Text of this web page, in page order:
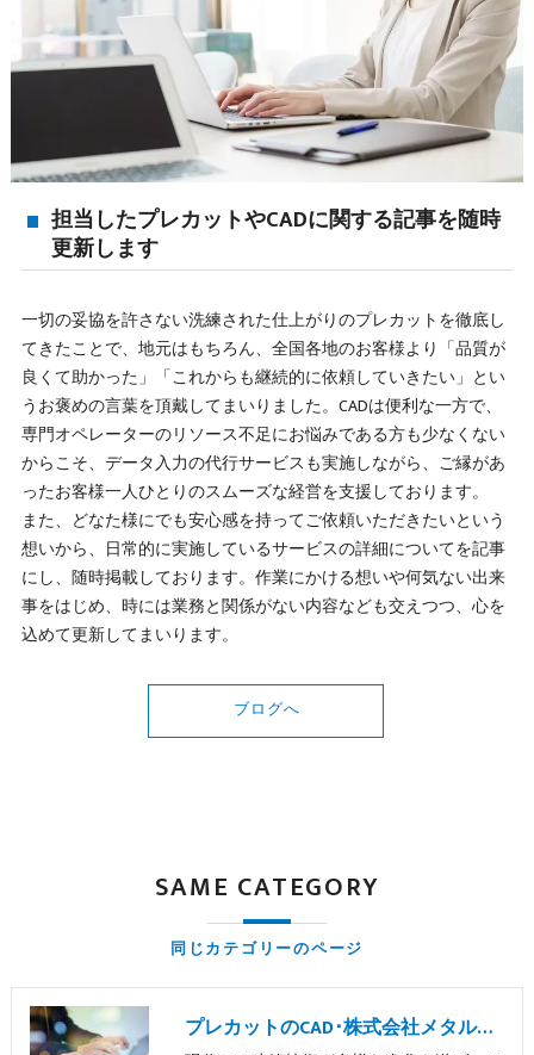
担当したプレカットやCADに関する記事を随時
更新します
一切の妥協を許さない洗練された仕上がりのプレカットを徹底し
てきたことで、地元はもちろん、全国各地のお客様より「品質が
良くて助かった」「これからも継続的に依頼していきたい」とい
うお褒めの言葉を頂戴してまいりました。CADは便利な一方で、
専門オペレーターのリソース不足にお悩みである方も少なくない
からこそ、データ入力の代行サービスも実施しながら、ご縁があ
ったお客様一人ひとりのスムーズな経営を支援しております。
また、どなた様にでも安心感を持ってご依頼いただきたいという
想いから、日常的に実施しているサービスの詳細についてを記事
にし、随時掲載しております。作業にかける想いや何気ない出来
事をはじめ、時には業務と関係がない内容なども交えつつ、心を
込めて更新してまいります。
ブログへ
同じカテゴリーのページ
SAME CATEGORY
プレカットのCAD･株式会社メタルサポートの口コミ情報